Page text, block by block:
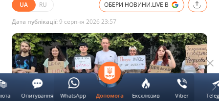
UA RU ОБЕРИ НОВИНИ.LIVE В
Дата публікації:9 серпня 2026 23:57
Допомога Ексклюзив Viber
Опитування WhatsApp